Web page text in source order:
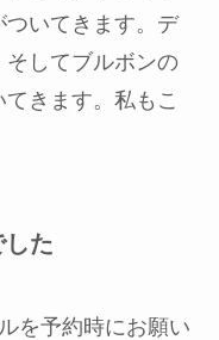
ついてきます。デ
してブルボンの
きます。私もこ
た
を予約時にお願い